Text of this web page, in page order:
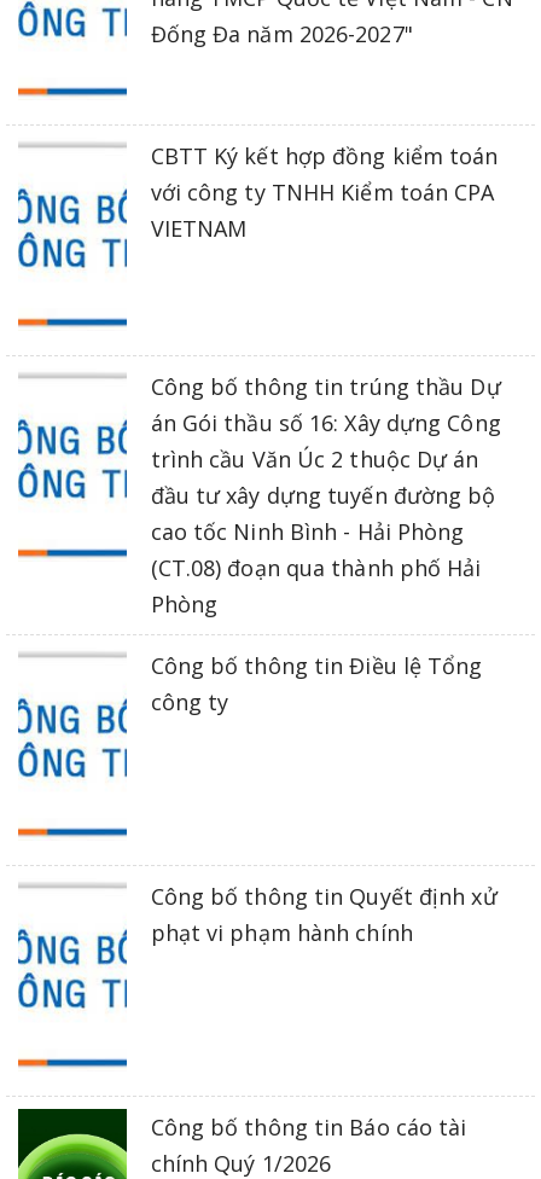
Đống Đa năm 2026-2027"
CBTT Ký kết hợp đồng kiểm toán
với công ty TNHH Kiểm toán CPA
VIETNAM
Công bố thông tin trúng thầu Dự
án Gói thầu số 16: Xây dựng Công
trình cầu Văn Úc 2 thuộc Dự án
đầu tư xây dựng tuyến đường bộ
cao tốc Ninh Bình - Hải Phòng
(CT.08) đoạn qua thành phố Hải
Phòng
Công bố thông tin Điều lệ Tổng
công ty
Công bố thông tin Quyết định xử
phạt vi phạm hành chính
Công bố thông tin Báo cáo tài
chính Quý 1/2026